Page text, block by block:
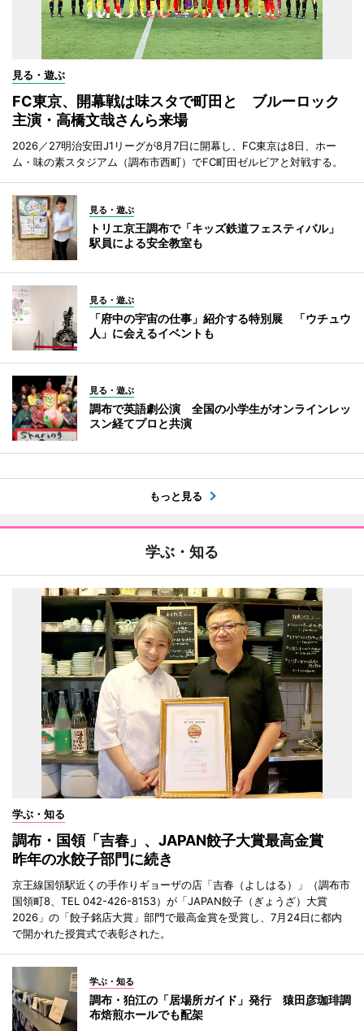
見る・遊ぶ
FC東京、開幕戦は味スタで町田と ブルーロック
主演・高橋文哉さんら来場
2026／27明治安田J1リーグが8月7日に開幕し、FC東京は8日、ホー
ム・味の素スタジアム（調布市西町）でFC町田ゼルビアと対戦する。
見る・遊ぶ
トリエ京王調布で「キッズ鉄道フェスティバル」
駅員による安全教室も
見る・遊ぶ
「府中の宇宙の仕事」紹介する特別展 「ウチュウ
人」に会えるイベントも
見る・遊ぶ
調布で英語劇公演 全国の小学生がオンラインレッ
スン経てプロと共演
もっと見る
学ぶ・知る
学ぶ・知る
調布・国領「吉春」、JAPAN餃子大賞最高金賞
昨年の水餃子部門に続き
京王線国領駅近くの手作りギョーザの店「吉春（よしはる）」（調布市
国領町8、TEL 042-426-8153）が「JAPAN餃子（ぎょうざ）大賞
2026」の「餃子銘店大賞」部門で最高金賞を受賞し、7月24日に都内
で開かれた授賞式で表彰された。
学ぶ・知る
調布・狛江の「居場所ガイド」発行 猿田彦珈琲調
布焙煎ホールでも配架